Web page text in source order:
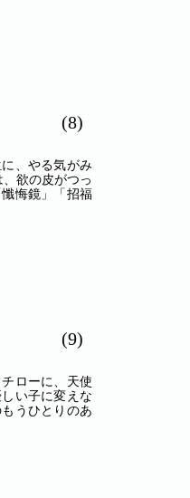
(8)
、やる気がみ
欲の皮がつっ
悔鏡」「招福
(9)
ローに、天使
い子に変えな
うひとりのあ